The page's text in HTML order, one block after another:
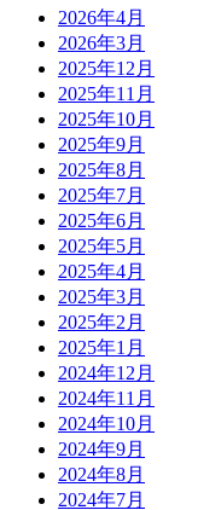
2026年4月
2026年3月
2025年12月
2025年11月
2025年10月
2025年9月
2025年8月
2025年7月
2025年6月
2025年5月
2025年4月
2025年3月
2025年2月
2025年1月
2024年12月
2024年11月
2024年10月
2024年9月
2024年8月
2024年7月